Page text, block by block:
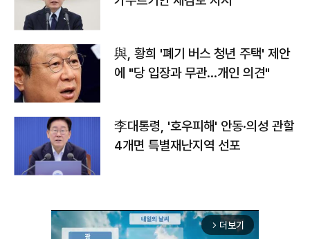
與, 황희 '폐기 버스 청년 주택' 제안
에 "당 입장과 무관…개인 의견"
李대통령, '호우피해' 안동·의성 관할
4개면 특별재난지역 선포
arrow_forward_ios 더보기